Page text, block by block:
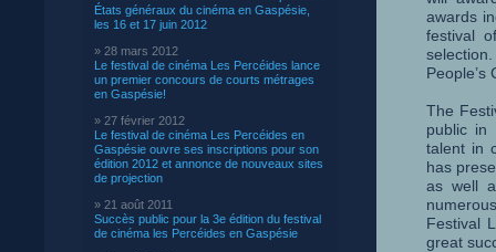
États généraux du cinéma en Gaspésie,
les 16 et 17 juin 2012
» 28 mars 2012
Le festival de cinéma Les Percéides lance
un premier concours de courts métrages
en Gaspésie!
» 27 février 2012
Le festival de cinéma Les Percéides en
Gaspésie ouvre ses inscriptions pour son
édition 2012 et annonce de nouveaux sites
de projection
» 21 août 2011
Succès public pour la 3e édition du festival
de cinéma les Percéides en Gaspésie
awards
festival
People’s
The
public in
talent in
has
as well
Festival
great